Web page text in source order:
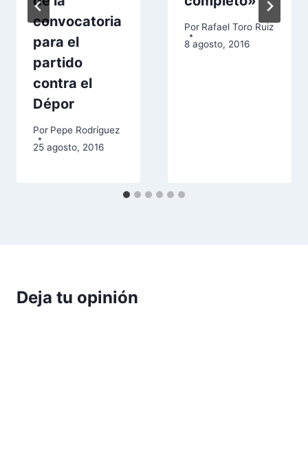
convocatoria
para el
partido
contra el
Dépor
Por Pepe Rodríguez
25 agosto, 2016
Por Rafael Toro Ruiz
8 agosto, 2016
Deja tu opinión